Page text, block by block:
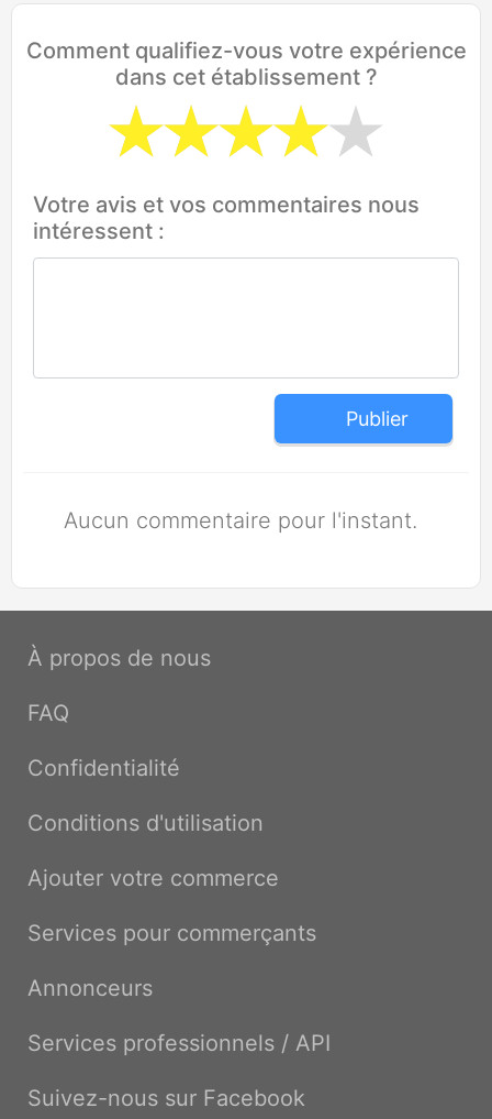
Comment qualifiez-vous votre expérience
dans cet établissement ?
Votre avis et vos commentaires nous
intéressent :
Publier
Aucun commentaire pour l'instant.
À propos de nous
FAQ
Confidentialité
Conditions d'utilisation
Ajouter votre commerce
Services pour commerçants
Annonceurs
Services professionnels / API
Suivez-nous sur Facebook